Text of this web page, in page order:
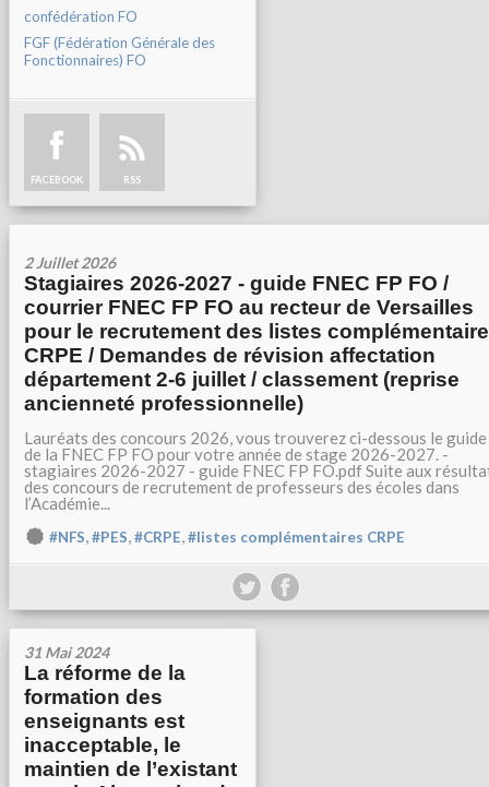
confédération FO
FGF (Fédération Générale des
Fonctionnaires) FO
FACEBOOK RSS
2 Juillet 2026
Stagiaires 2026-2027 - guide FNEC FP FO /
courrier FNEC FP FO au recteur de Versailles
pour le recrutement des listes
CRPE / Demandes de révision affectation
département 2-6 juillet / classement (reprise
ancienneté professionnelle)
Lauréats des concours 2026, vous trouverez ci-dessous le guide
de la FNEC FP FO pour votre année de stage 2026-2027. -
stagiaires 2026-2027 - guide FNEC FP FO.pdf Suite aux
des concours de recrutement de professeurs des écoles dans
l’Académie...
#NFS,#PES,#CRPE,#listes complémentaires CRPE
31 Mai 2024
La réforme de la
formation des
enseignants est
inacceptable, le
maintien de l’existant